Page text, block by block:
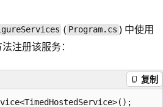
( Program.cs ) 中使用
注册该服务：
复制